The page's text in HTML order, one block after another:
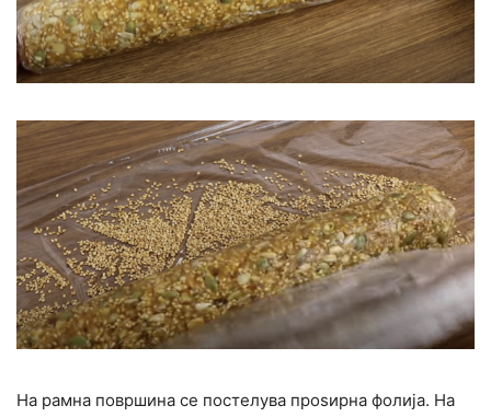
На рамна површина се постелува проѕирна фолија. На